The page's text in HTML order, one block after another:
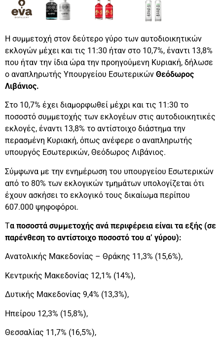
Η συμμετοχή στον δεύτερο γύρο των αυτοδιοικητικών
εκλογών μέχει και τις 11:30 ήταν στο 10,7%, έναντι 13,8%
που ήταν την ίδια ώρα την προηγούμενη Κυριακή, δήλωσε
ο αναπληρωτής Υπουργείου Εσωτερικών Θεόδωρος
Λιβάνιος.
Στο 10,7% έχει διαμορφωθεί μέχρι και τις 11:30 το
ποσοστό συμμετοχής των εκλογέων στις αυτοδιοικητικές
εκλογές, έναντι 13,8% το αντίστοιχο διάστημα την
περασμένη Κυριακή, όπως ανέφερε ο αναπληρωτής
υπουργός Εσωτερικών, Θεόδωρος Λιβάνιος.
Σύμφωνα με την ενημέρωση του υπουργείου Εσωτερικών
από το 80% των εκλογικών τμημάτων υπολογίζεται ότι
έχουν ασκήσει το εκλογικό τους δικαίωμα περίπου
607.000 ψηφοφόροι.
Τα ποσοστά συμμετοχής ανά περιφέρεια είναι τα εξής (σε
παρένθεση το αντίστοιχο ποσοστό του α’ γύρου):
Ανατολικής Μακεδονίας – Θράκης 11,3% (15,6%),
Κεντρικής Μακεδονίας 12,1% (14%),
Δυτικής Μακεδονίας 9,4% (13,3%),
Ηπείρου 12,3% (15,8%),
Θεσσαλίας 11,7% (16,5%),